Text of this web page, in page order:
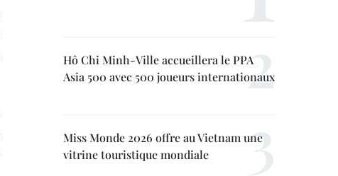
Hô Chi Minh-Ville accueillera le PPA
Asia 500 avec 500 joueurs internationaux
Miss Monde 2026 offre au Vietnam une
vitrine touristique mondiale